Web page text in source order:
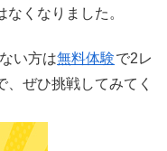
くなりました。
い方は無料体験で2レ
ぜひ挑戦してみてく